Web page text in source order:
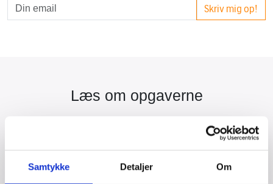
Samtykke Detaljer Om
Skriv mig op!
Læs om opgaverne